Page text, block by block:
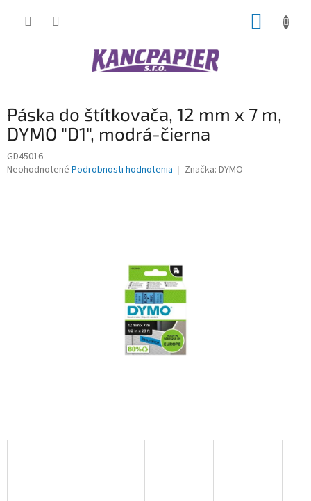
Páska do štítkovača, 12 mm x 7 m,
DYMO "D1", modrá-čierna
GD45016
Priemerné
Neohodnotené Podrobnosti hodnotenia Značka: DYMO